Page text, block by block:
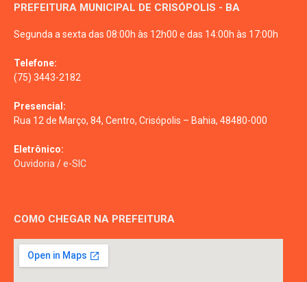
PREFEITURA MUNICIPAL DE CRISÓPOLIS - BA
Segunda a sexta das 08:00h às 12h00 e das 14:00h às 17:00h
Telefone:
(75) 3443-2182
Presencial:
Rua 12 de Março, 84, Centro, Crisópolis – Bahia, 48480-000
Eletrônico:
Ouvidoria /e-SIC
COMO CHEGAR NA PREFEITURA